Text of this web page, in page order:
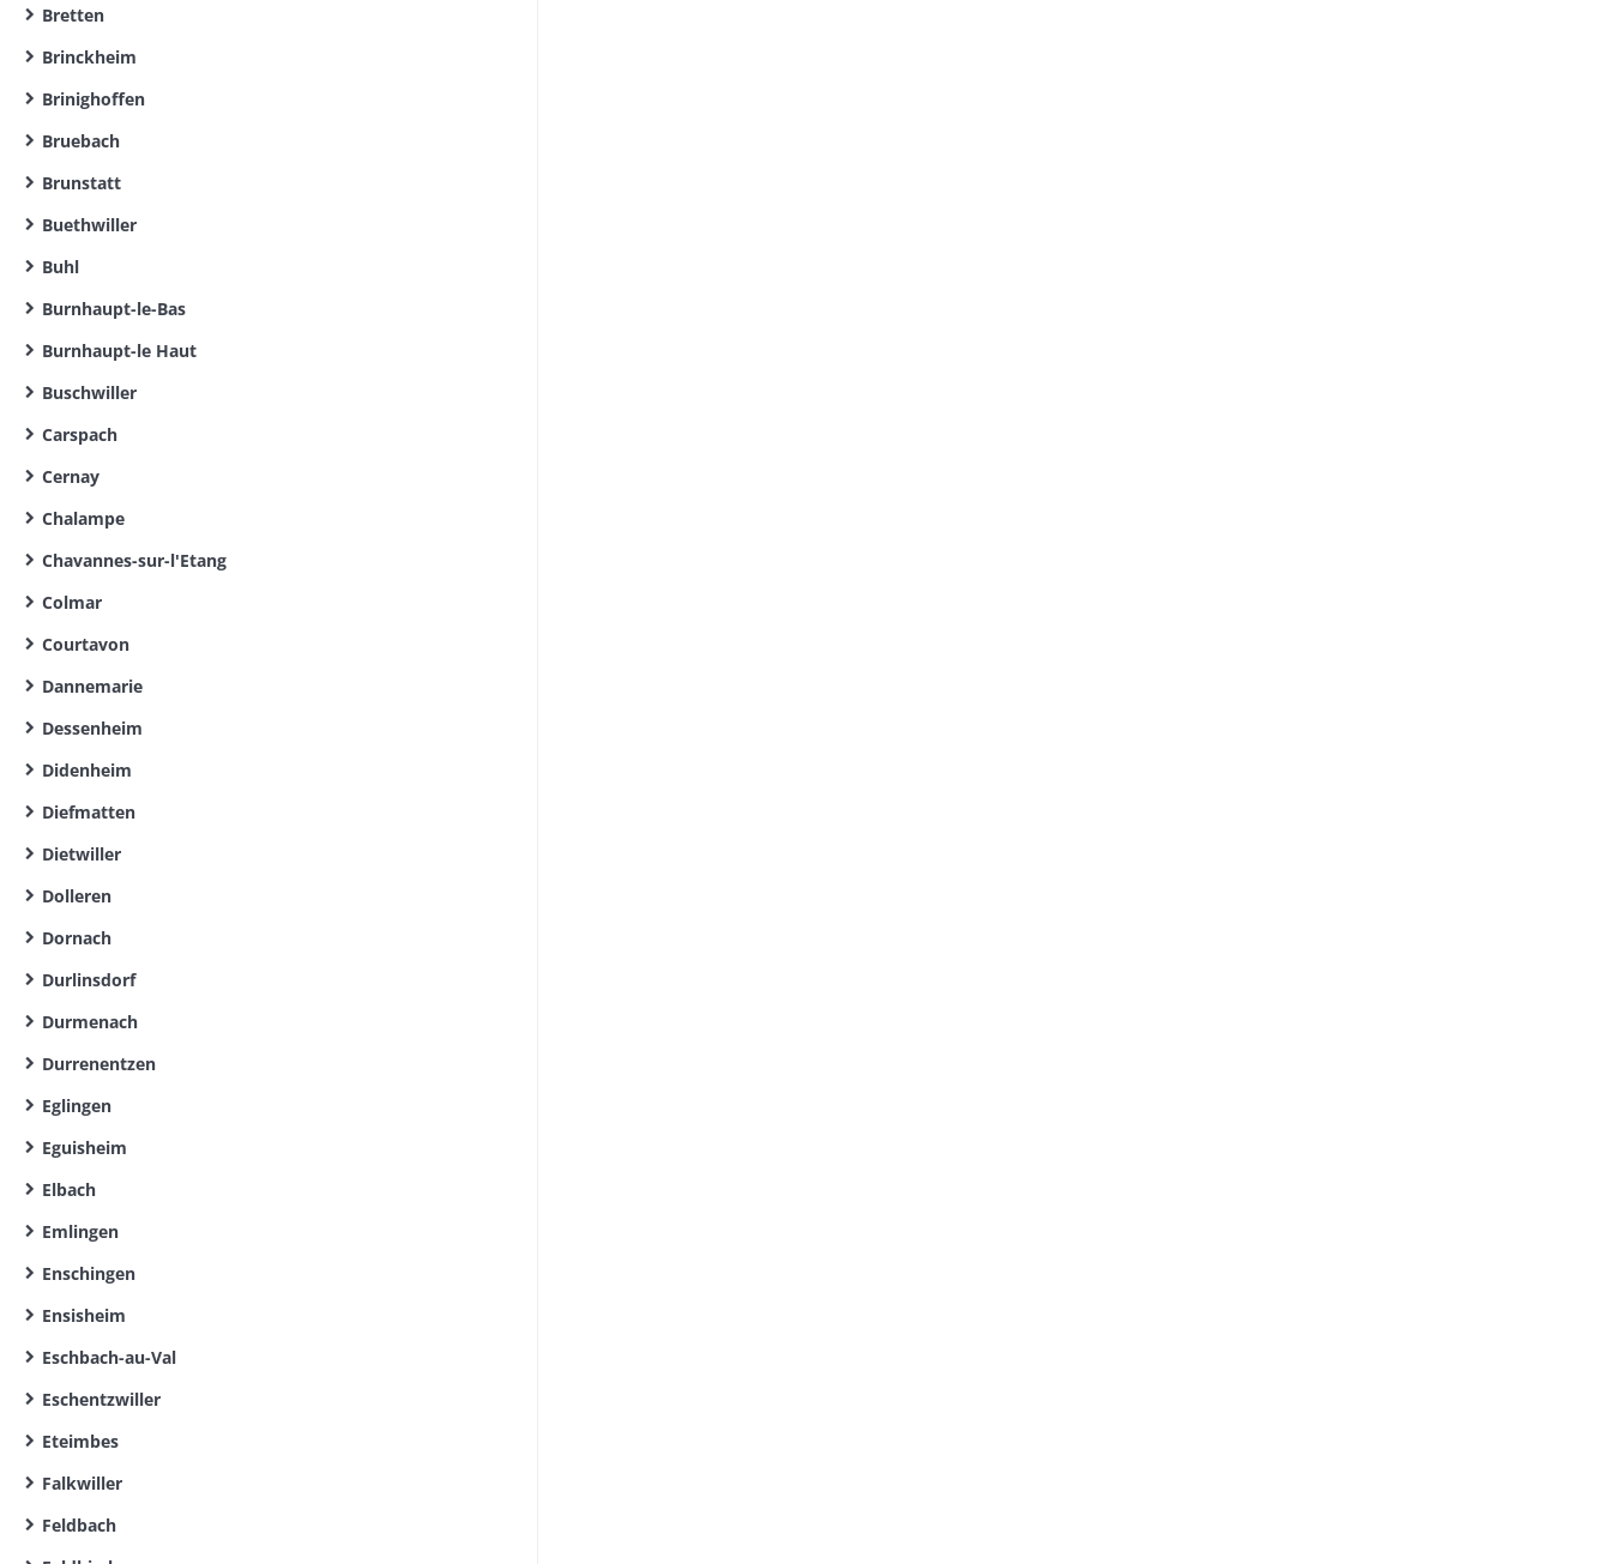
Bretten
Brinckheim
Brinighoffen
Bruebach
Brunstatt
Buethwiller
Buhl
Burnhaupt-le-Bas
Burnhaupt-le Haut
Buschwiller
Carspach
Cernay
Chalampe
Chavannes-sur-l'Etang
Colmar
Courtavon
Dannemarie
Dessenheim
Didenheim
Diefmatten
Dietwiller
Dolleren
Dornach
Durlinsdorf
Durmenach
Durrenentzen
Eglingen
Eguisheim
Elbach
Emlingen
Enschingen
Ensisheim
Eschbach-au-Val
Eschentzwiller
Eteimbes
Falkwiller
Feldbach